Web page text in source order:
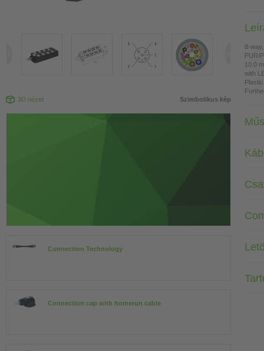
3D nézet Szimbolikus kép
Connection Technology
Connection cap with homerun cable
8-
PUR/
10.0 m
with